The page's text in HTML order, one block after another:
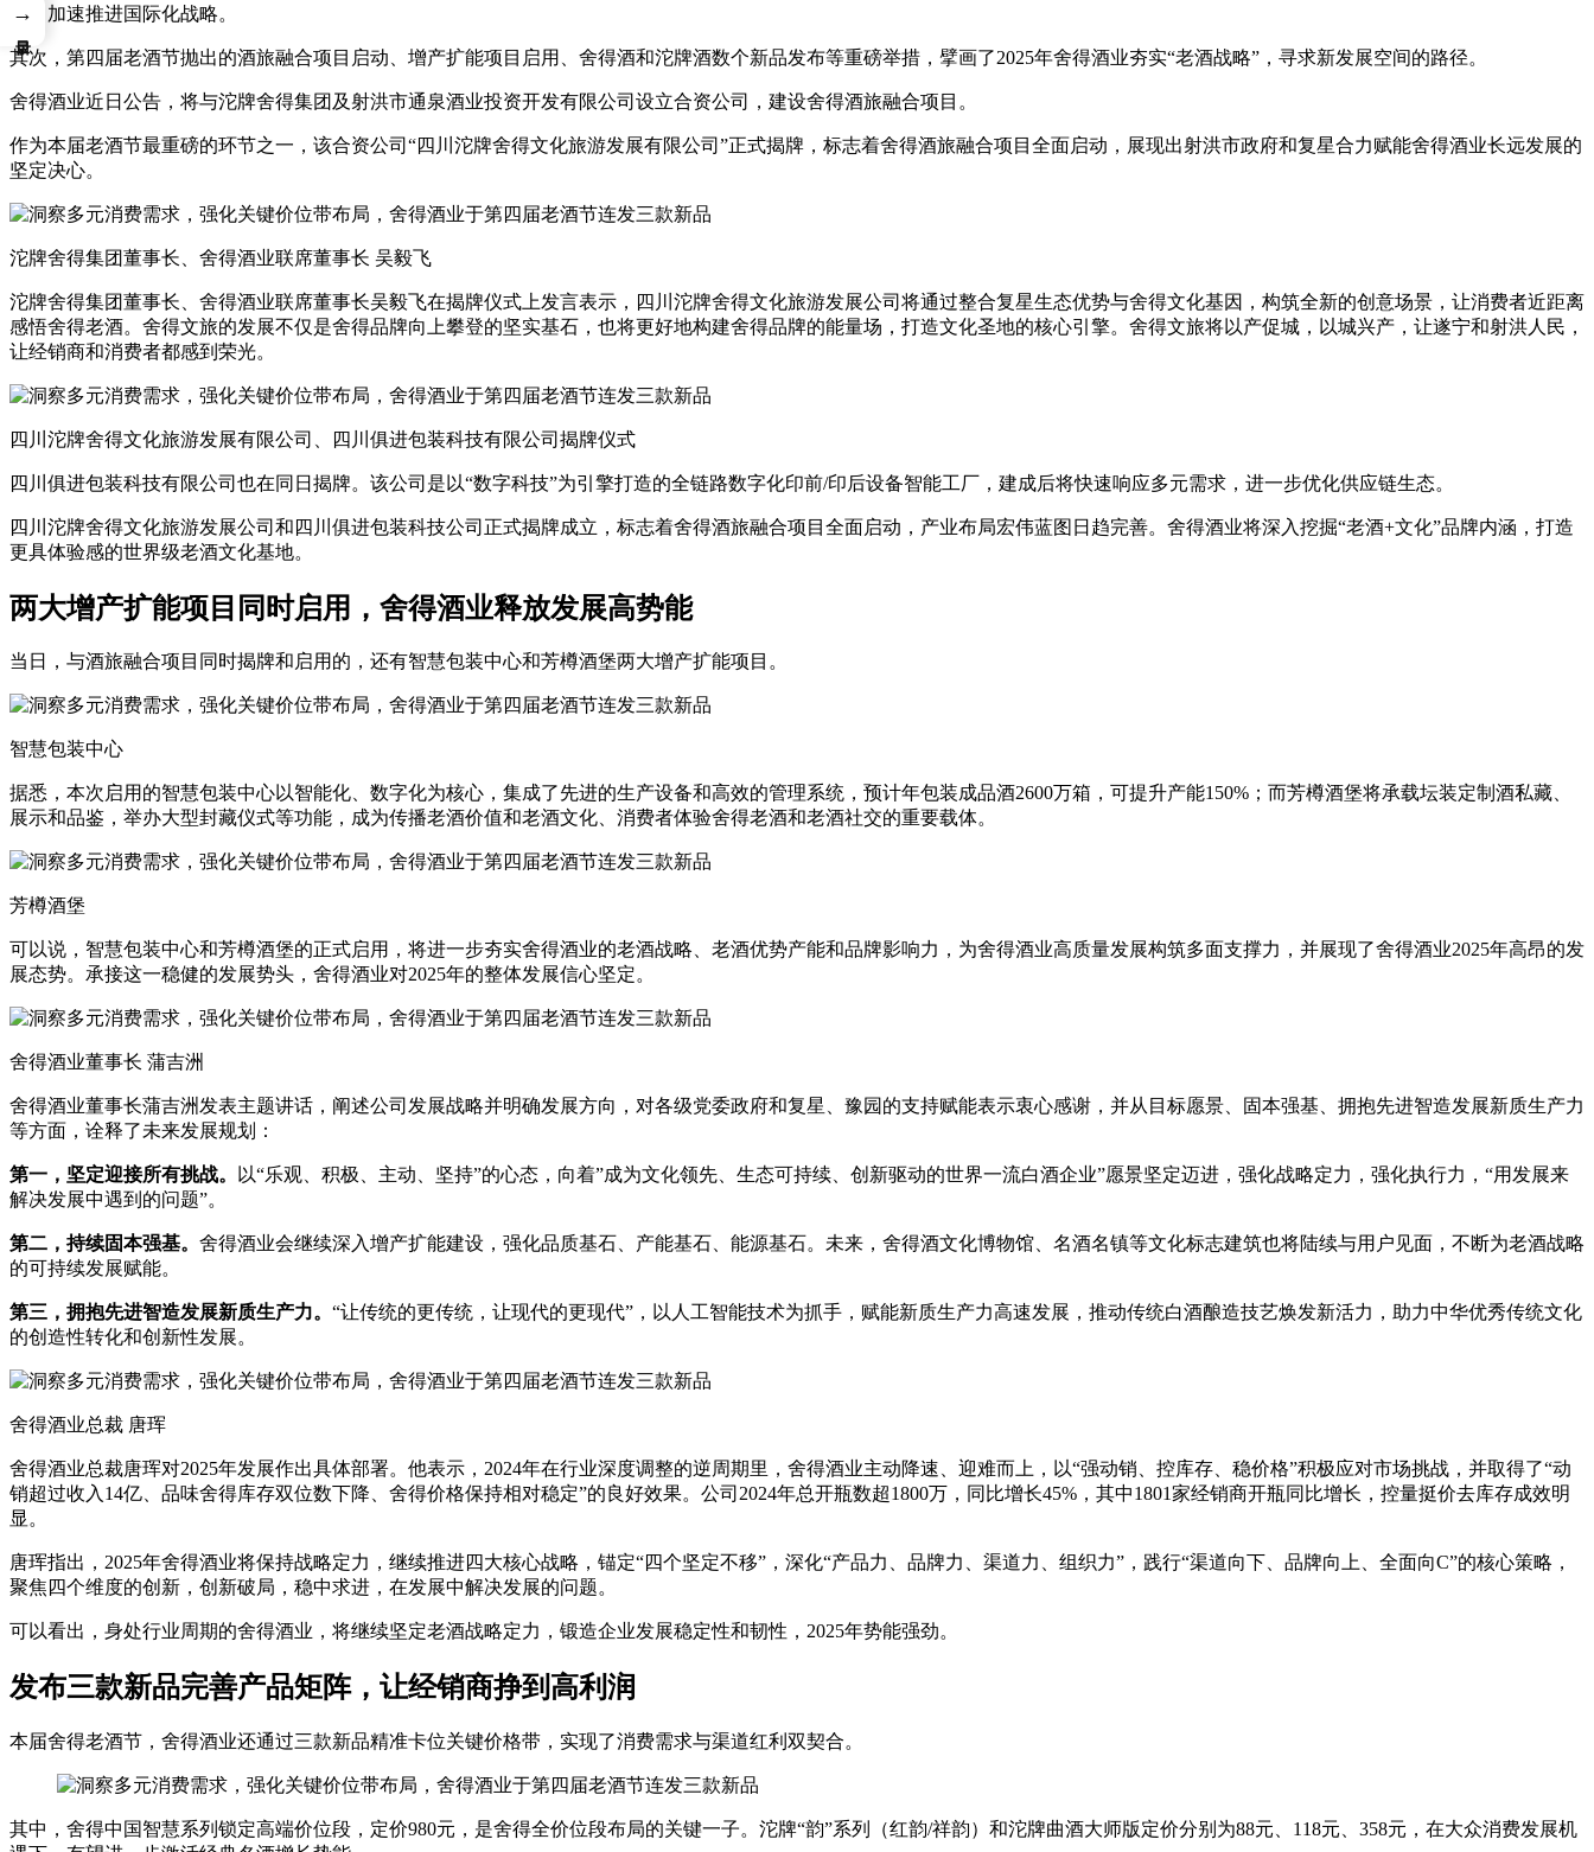
目，加速推进国际化战略。
其次，第四届老酒节抛出的酒旅融合项目启动、增产扩能项目启用、舍得酒和沱牌酒数个新品发布等重磅举措，擘画了2025年舍得酒业夯实“老酒战略”，寻求新发展空间的路径。
舍得酒业近日公告，将与沱牌舍得集团及射洪市通泉酒业投资开发有限公司设立合资公司，建设舍得酒旅融合项目。
作为本届老酒节最重磅的环节之一，该合资公司“四川沱牌舍得文化旅游发展有限公司”正式揭牌，标志着舍得酒旅融合项目全面启动，展现出射洪市政府和复星合力赋能舍得酒业长远发展的
坚定决心。
沱牌舍得集团董事长、舍得酒业联席董事长 吴毅飞
沱牌舍得集团董事长、舍得酒业联席董事长吴毅飞在揭牌仪式上发言表示，四川沱牌舍得文化旅游发展公司将通过整合复星生态优势与舍得文化基因，构筑全新的创意场景，让消费者近距离
感悟舍得老酒。舍得文旅的发展不仅是舍得品牌向上攀登的坚实基石，也将更好地构建舍得品牌的能量场，打造文化圣地的核心引擎。舍得文旅将以产促城，以城兴产，让遂宁和射洪人民，
让经销商和消费者都感到荣光。
四川沱牌舍得文化旅游发展有限公司、四川俱进包装科技有限公司揭牌仪式
四川俱进包装科技有限公司也在同日揭牌。该公司是以“数字科技”为引擎打造的全链路数字化印前/印后设备智能工厂，建成后将快速响应多元需求，进一步优化供应链生态。
四川沱牌舍得文化旅游发展公司和四川俱进包装科技公司正式揭牌成立，标志着舍得酒旅融合项目全面启动，产业布局宏伟蓝图日趋完善。舍得酒业将深入挖掘“老酒+文化”品牌内涵，打造
更具体验感的世界级老酒文化基地。
两大增产扩能项目同时启用，舍得酒业释放发展高势能
当日，与酒旅融合项目同时揭牌和启用的，还有智慧包装中心和芳樽酒堡两大增产扩能项目。
智慧包装中心
据悉，本次启用的智慧包装中心以智能化、数字化为核心，集成了先进的生产设备和高效的管理系统，预计年包装成品酒2600万箱，可提升产能150%；而芳樽酒堡将承载坛装定制酒私藏、
展示和品鉴，举办大型封藏仪式等功能，成为传播老酒价值和老酒文化、消费者体验舍得老酒和老酒社交的重要载体。
芳樽酒堡
可以说，智慧包装中心和芳樽酒堡的正式启用，将进一步夯实舍得酒业的老酒战略、老酒优势产能和品牌影响力，为舍得酒业高质量发展构筑多面支撑力，并展现了舍得酒业2025年高昂的发
展态势。承接这一稳健的发展势头，舍得酒业对2025年的整体发展信心坚定。
舍得酒业董事长 蒲吉洲
舍得酒业董事长蒲吉洲发表主题讲话，阐述公司发展战略并明确发展方向，对各级党委政府和复星、豫园的支持赋能表示衷心感谢，并从目标愿景、固本强基、拥抱先进智造发展新质生产力
等方面，诠释了未来发展规划：
第一，坚定迎接所有挑战。 以“乐观、积极、主动、坚持”的心态，向着”成为文化领先、生态可持续、创新驱动的世界一流白酒企业”愿景坚定迈进，强化战略定力，强化执行力，“用发展来
解决发展中遇到的问题”。
第二，持续固本强基。 舍得酒业会继续深入增产扩能建设，强化品质基石、产能基石、能源基石。未来，舍得酒文化博物馆、名酒名镇等文化标志建筑也将陆续与用户见面，不断为老酒战略
的可持续发展赋能。
第三，拥抱先进智造发展新质生产力。 “让传统的更传统，让现代的更现代”，以人工智能技术为抓手，赋能新质生产力高速发展，推动传统白酒酿造技艺焕发新活力，助力中华优秀传统文化
的创造性转化和创新性发展。
舍得酒业总裁 唐珲
舍得酒业总裁唐珲对2025年发展作出具体部署。他表示，2024年在行业深度调整的逆周期里，舍得酒业主动降速、迎难而上，以“强动销、控库存、稳价格”积极应对市场挑战，并取得了“动
销超过收入14亿、品味舍得库存双位数下降、舍得价格保持相对稳定”的良好效果。公司2024年总开瓶数超1800万，同比增长45%，其中1801家经销商开瓶同比增长，控量挺价去库存成效明
显。
唐珲指出，2025年舍得酒业将保持战略定力，继续推进四大核心战略，锚定“四个坚定不移”，深化“产品力、品牌力、渠道力、组织力”，践行“渠道向下、品牌向上、全面向C”的核心策略，
聚焦四个维度的创新，创新破局，稳中求进，在发展中解决发展的问题。
可以看出，身处行业周期的舍得酒业，将继续坚定老酒战略定力，锻造企业发展稳定性和韧性，2025年势能强劲。
发布三款新品完善产品矩阵，让经销商挣到高利润
本届舍得老酒节，舍得酒业还通过三款新品精准卡位关键价格带，实现了消费需求与渠道红利双契合。
其中，舍得中国智慧系列锁定高端价位段，定价980元，是舍得全价位段布局的关键一子。沱牌“韵”系列（红韵/祥韵）和沱牌曲酒大师版定价分别为88元、118元、358元，在大众消费发展机
→